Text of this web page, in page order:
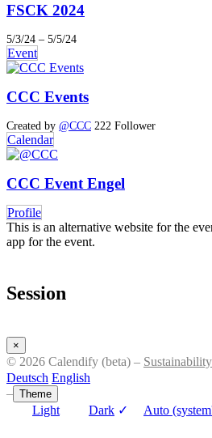
FSCK 2024
5/3/24 – 5/5/24
Event
CCC Events
Created by @CCC 222 Follower
Calendar
CCC Event Engel
Profile
This is an alternative website for the
app for the event.
Session
×
© 2026 Calendify (beta) – Sustainability
Deutsch English
– Theme
Light Dark ✓ Auto